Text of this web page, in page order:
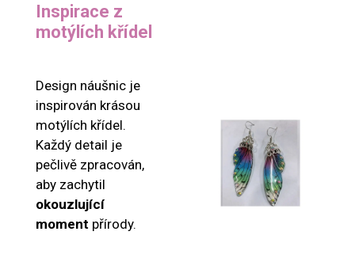
Inspirace z
motýlích křídel
Design náušnic je
inspirován krásou
motýlích křídel.
Každý detail je
pečlivě zpracován,
aby zachytil
okouzlující
moment přírody.